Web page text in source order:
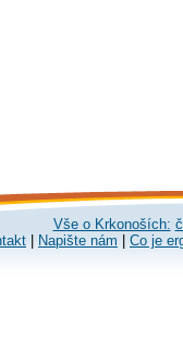
Vše o Krkonoších:
Napište nám Co je